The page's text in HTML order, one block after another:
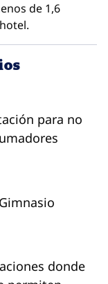
de 1,6
para no
Gimnasio
donde